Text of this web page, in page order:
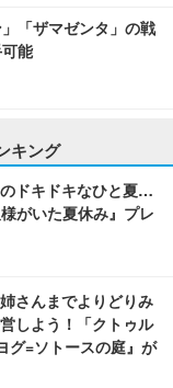
「ザマゼンタ」の戦
能
キング
ドキドキなひと夏…
がいた夏休み』プレ
さんまでよりどりみ
しよう！「クトゥル
グ=ソトースの庭』が